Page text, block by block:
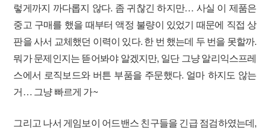
렇게까지 까다롭지 않다. 좀 귀찮긴 하지만… 사실 이 제품은
중고 구매를 했을 때부터 액정 불량이 있었기 때문에 직접 상
판을 사서 교체했던 이력이 있다. 한 번 했는데 두 번을 못할까.
뭐가 문제인지는 뜯어봐야 알겠지만, 일단 그냥 알리익스프레
스에서 로직보드와 버튼 부품을 주문했다. 얼마 하지도 않는
거… 그냥 빠르게 가~
그리고 나서 게임보이 어드밴스 친구들을 긴급 점검하였는데,